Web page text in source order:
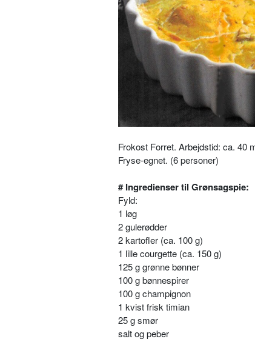
Frokost Forret. Arbejdstid: ca. 40
Fryse-egnet. (6 personer)
# Ingredienser til Grønsagspie:
Fyld:
1 løg
2 gulerødder
2 kartofler (ca. 100 g)
1 lille courgette (ca. 150 g)
125 g grønne bønner
100 g bønnespirer
100 g champignon
1 kvist frisk timian
25 g smør
salt og peber